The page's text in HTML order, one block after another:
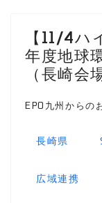
【11/4
年度地球
（長崎会
EPO九州からの
長崎県
広域連携